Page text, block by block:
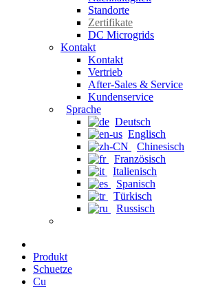
Standorte
Zertifikate
DC Microgrids
Kontakt
Kontakt
Vertrieb
After-Sales & Service
Kundenservice
Sprache
Deutsch
Englisch
Chinesisch
Französisch
Italienisch
Spanisch
Türkisch
Russisch
Produkt
Schuetze
Cu